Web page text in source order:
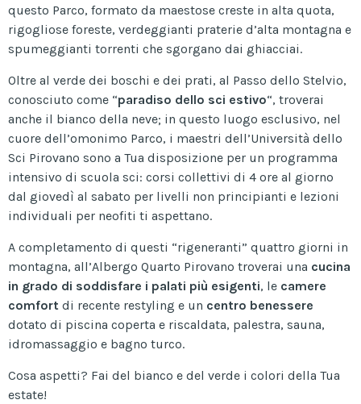
questo Parco, formato da maestose creste in alta quota,
rigogliose foreste, verdeggianti praterie d’alta montagna e
spumeggianti torrenti che sgorgano dai ghiacciai.
Oltre al verde dei boschi e dei prati, al Passo dello Stelvio,
conosciuto come “paradiso dello sci estivo“, troverai
anche il bianco della neve; in questo luogo esclusivo, nel
cuore dell’omonimo Parco, i maestri dell’Università dello
Sci Pirovano sono a Tua disposizione per un programma
intensivo di scuola sci: corsi collettivi di 4 ore al giorno
dal giovedì al sabato per livelli non principianti e lezioni
individuali per neofiti ti aspettano.
A completamento di questi “rigeneranti” quattro giorni in
montagna, all’Albergo Quarto Pirovano troverai una cucina
in grado di soddisfare i palati più esigenti, le camere
comfort di recente restyling e un centro benessere
dotato di piscina coperta e riscaldata, palestra, sauna,
idromassaggio e bagno turco.
Cosa aspetti? Fai del bianco e del verde i colori della Tua
estate!